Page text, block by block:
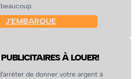
J’EMBARQUE
À LOUER!
de donner votre argent à